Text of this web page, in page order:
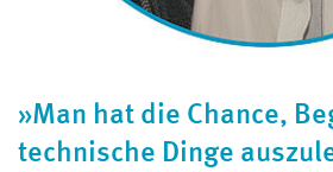
Ina ist seit Dezember 2023 bei der
Prozessingenieurin in der
begonnen, als sie sich für den
Verfahrenstechnik – Energie-,
Biotechnologie entschieden hat.
»Man hat die Chance,
technische Dinge